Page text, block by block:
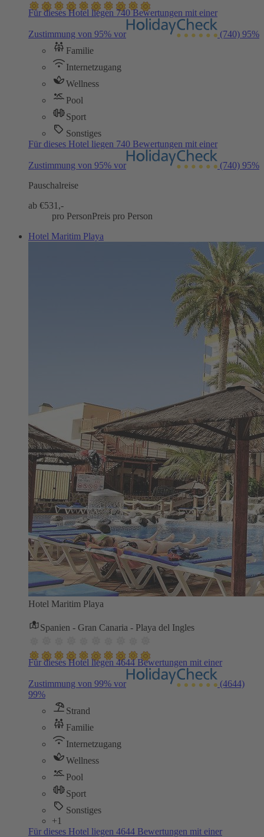
Für dieses Hotel liegen 740 Bewertungen mit einer
Zustimmung von 95% vor (740) 95%
Familie
Internetzugang
Wellness
Pool
Sport
Sonstiges
Für dieses Hotel liegen 740 Bewertungen mit einer
Zustimmung von 95% vor (740) 95%
Pauschalreise
ab €531,-
pro PersonPreis pro Person
Hotel Maritim Playa
Hotel Maritim Playa
Spanien - Gran Canaria - Playa del Ingles
Für dieses Hotel liegen 4644 Bewertungen mit einer
Zustimmung von 99% vor
(4644)
99%
Strand
Familie
Internetzugang
Wellness
Pool
Sport
Sonstiges
+1
Für dieses Hotel liegen 4644 Bewertungen mit einer